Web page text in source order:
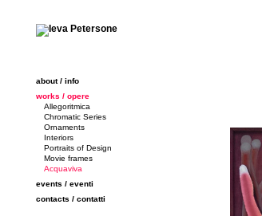
about / info
works / opere
Allegoritmica
Chromatic Series
Ornaments
Interiors
Portraits of Design
Movie frames
Acquaviva
events / eventi
contacts / contatti